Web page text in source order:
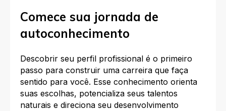
Comece sua jornada de
autoconhecimento
Descobrir seu perfil profissional é o primeiro
passo para construir uma carreira que faça
sentido para você. Esse conhecimento orienta
suas escolhas, potencializa seus talentos
naturais e direciona seu desenvolvimento